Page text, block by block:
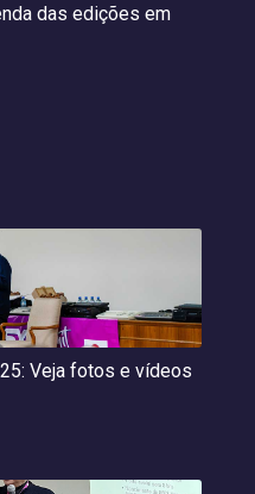
das edições em
Veja fotos e vídeos